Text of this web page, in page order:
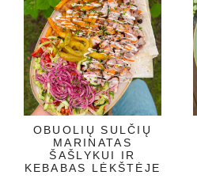
OBUOLIŲ SULČIŲ
MARINATAS
ŠAŠLYKUI IR
KEBABAS LĖKŠTĖJE